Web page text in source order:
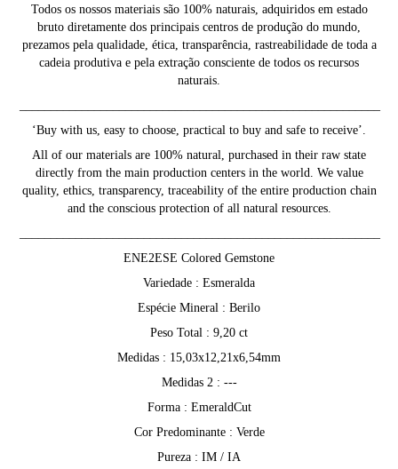
Todos os nossos materiais são 100% naturais, adquiridos em estado
bruto diretamente dos principais centros de produção do mundo,
prezamos pela qualidade, ética, transparência, rastreabilidade de toda a
cadeia produtiva e pela extração consciente de todos os recursos
naturais.
‘Buy with us, easy to choose, practical to buy and safe to receive’.
All of our materials are 100% natural, purchased in their raw state
directly from the main production centers in the world. We value
quality, ethics, transparency, traceability of the entire production chain
and the conscious protection of all natural resources.
ENE2ESE Colored Gemstone
Variedade : Esmeralda
Espécie Mineral : Berilo
Peso Total : 9,20 ct
Medidas : 15,03x12,21x6,54mm
Medidas 2 : ---
Forma : EmeraldCut
Cor Predominante : Verde
Pureza : IM / IA